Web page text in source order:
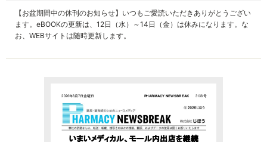
【お盆期間中の休刊のお知らせ】いつもご愛読いただきありがとうござい
ます。eBOOKの更新は、12日（水）～14日（金）は休みになります。な
お、WEBサイトは随時更新します。